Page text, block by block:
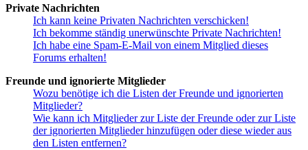
Private Nachrichten
Ich kann keine Privaten Nachrichten verschicken!
Ich bekomme ständig unerwünschte Private Nachrichten!
Ich habe eine Spam-E-Mail von einem Mitglied dieses
Forums erhalten!
Freunde und ignorierte Mitglieder
Wozu benötige ich die Listen der Freunde und ignorierten
Mitglieder?
Wie kann ich Mitglieder zur Liste der Freunde oder zur Liste
der ignorierten Mitglieder hinzufügen oder diese wieder aus
den Listen entfernen?